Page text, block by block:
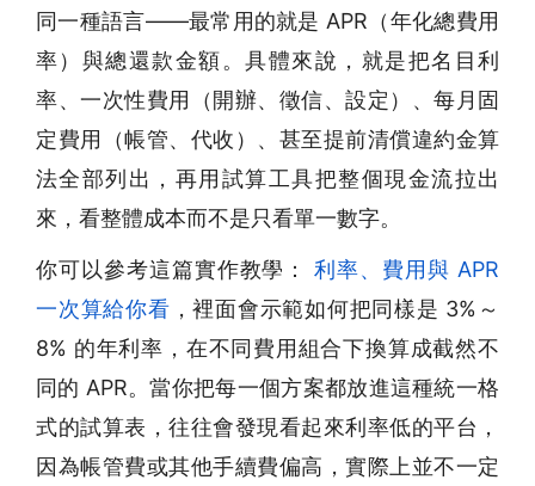
同一種語言——最常用的就是 APR（年化總費用
率）與總還款金額。具體來說，就是把名目利
率、一次性費用（開辦、徵信、設定）、每月固
定費用（帳管、代收）、甚至提前清償違約金算
法全部列出，再用試算工具把整個現金流拉出
來，看整體成本而不是只看單一數字。
你可以參考這篇實作教學：
利率、費用與 APR
一次算給你看 ，裡面會示範如何把同樣是 3%～
8% 的年利率，在不同費用組合下換算成截然不
同的 APR。當你把每一個方案都放進這種統一格
式的試算表，往往會發現看起來利率低的平台，
因為帳管費或其他手續費偏高，實際上並不一定